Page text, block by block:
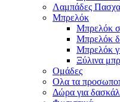
Λαμπάδες
Μπρελόκ
Μπρελόκ
Μπρελόκ
Μπρελόκ
Ξύλινα
Ομάδες
Ολα τα
Δώρα για